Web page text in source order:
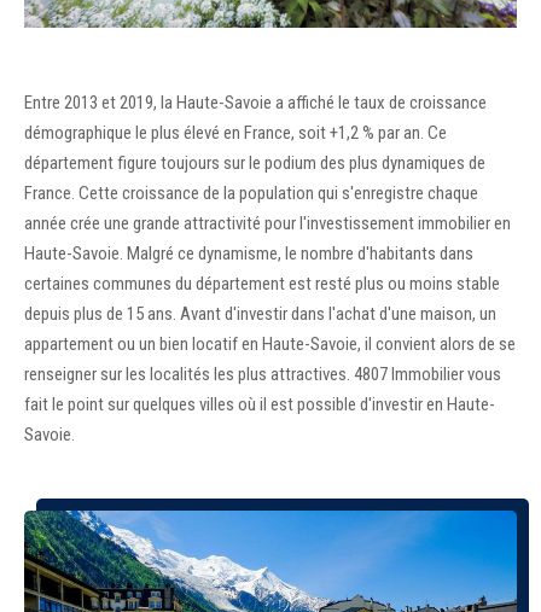
Entre 2013 et 2019, la Haute-Savoie a affiché le taux de croissance
démographique le plus élevé en France, soit +1,2 % par an. Ce
département figure toujours sur le podium des plus dynamiques de
France. Cette croissance de la population qui s'enregistre chaque
année crée une grande attractivité pour l'investissement immobilier en
Haute-Savoie. Malgré ce dynamisme, le nombre d'habitants dans
certaines communes du département est resté plus ou moins stable
depuis plus de 15 ans. Avant d'investir dans l'achat d'une maison, un
appartement ou un bien locatif en Haute-Savoie, il convient alors de se
renseigner sur les localités les plus attractives. 4807 Immobilier vous
fait le point sur quelques villes où il est possible d'investir en Haute-
Savoie.